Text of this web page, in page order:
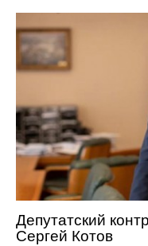
Депутатский
Сергей Котов